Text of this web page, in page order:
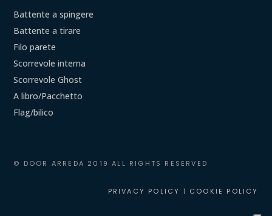
Battente a spingere
Battente a tirare
Filo parete
Scorrevole interna
Scorrevole Ghost
A libro/Pacchetto
Flag/bilico
© DOOR ARREDA 2019 ALL RIGHTS RESERVED
PRIVACY POLICY | COOKIE POLICY